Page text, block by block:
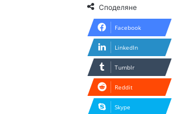
Споделяне
Facebook
LinkedIn
Tumblr
Reddit
Skype